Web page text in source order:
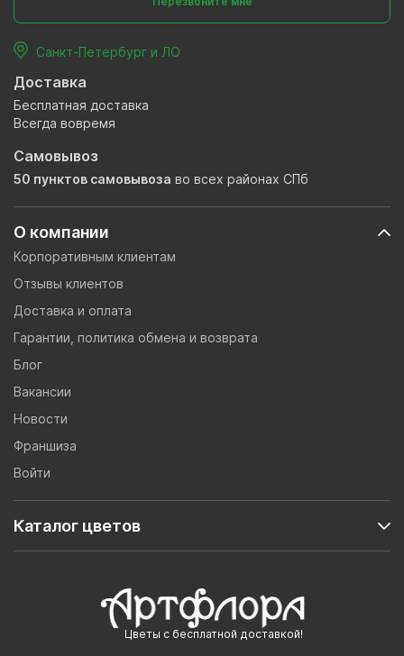
Цветы с бесплатной доставкой!
О компании
Корпоративным клиентам
Отзывы клиентов
Доставка и оплата
Гарантии, политика обмена и возврата
Блог
Вакансии
Новости
Франшиза
Войти
Каталог цветов
Санкт-Петербург и ЛО
Доставка
Бесплатная доставка
Всегда вовремя
Самовывоз
50 пунктов самовывоза во всех районах СПб